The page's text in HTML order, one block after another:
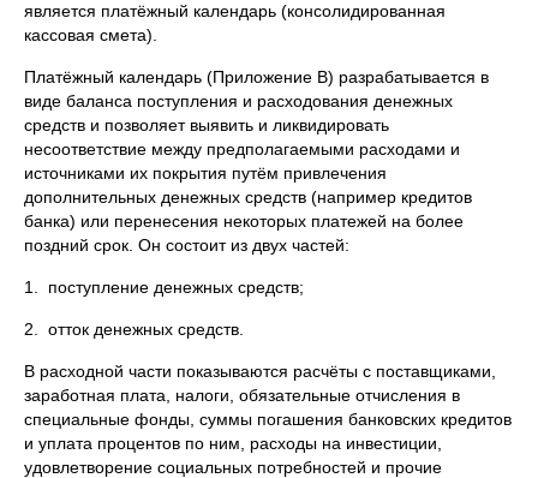
является платёжный календарь (консолидированная
кассовая смета).
Платёжный календарь (Приложение В) разрабатывается в
виде баланса поступления и расходования денежных
средств и позволяет выявить и ликвидировать
несоответствие между предполагаемыми расходами и
источниками их покрытия путём привлечения
дополнительных денежных средств (например кредитов
банка) или перенесения некоторых платежей на более
поздний срок. Он состоит из двух частей:
1. поступление денежных средств;
2. отток денежных средств.
В расходной части показываются расчёты с поставщиками,
заработная плата, налоги, обязательные отчисления в
специальные фонды, суммы погашения банковских кредитов
и уплата процентов по ним, расходы на инвестиции,
удовлетворение социальных потребностей и прочие